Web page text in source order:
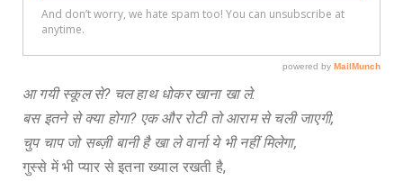
आ गयी स्कूल से? चल हाथ धोकर खाना खा ले.
बस इतने से क्या होगा? एक और रोटी तो आराम से चली जाएगी,
चुप चाप जो सब्ज़ी बानी है खा ले वार्ना ये भी नहीं मिलेगा,
गुस्से में भी प्यार से इतना ख्याल रखती है,